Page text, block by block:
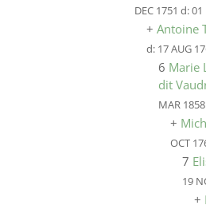
DEC 1751 d:01
+ Antoine
d: 17 AUG
6 Marie
dit
MAR 1858
+
OCT
7
19
+